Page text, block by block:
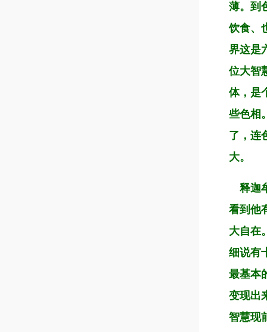
薄。到
饮食、
界这是
位大智
体，是
些色相
了，连
大。
释迦
看到他
大自在
细说有
最基本
变现出
智慧现